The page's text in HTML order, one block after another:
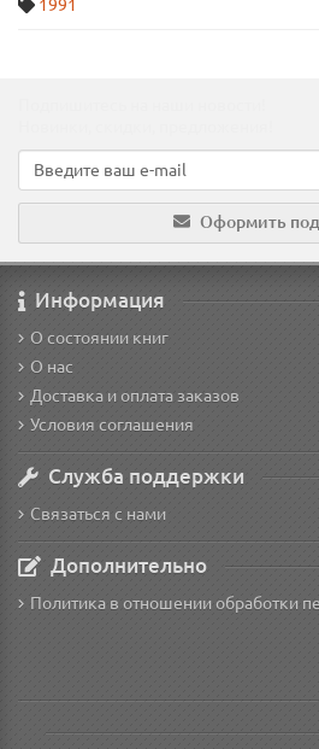
1991
Оформить
Информация
О состоянии книг
О нас
Доставка и оплата заказов
Условия соглашения
Служба поддержки
Связаться с нами
Дополнительно
Политика в отношении обработки